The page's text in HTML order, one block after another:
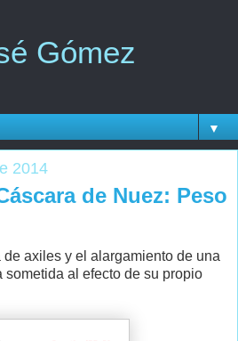
Gómez
▼
2014
de Nuez: Peso
axiles y el alargamiento de una
sometida al efecto de su propio